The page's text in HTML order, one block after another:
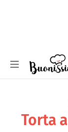
Torta